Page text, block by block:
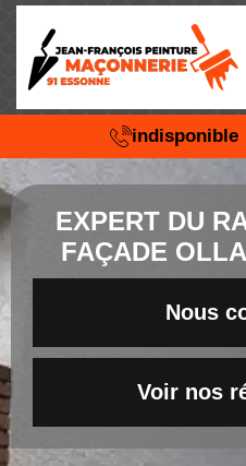
indisponible
EXPERT DU
FAÇADE
Nous
Voir nos